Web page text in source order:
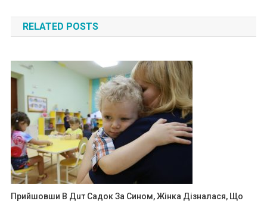
по
записям
RELATED POSTS
Прийшовши В Дuт Садок За Сином, Жінка Дізналася, Що